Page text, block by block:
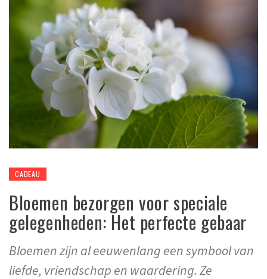
CADEAU
Bloemen bezorgen voor speciale
gelegenheden: Het perfecte gebaar
Bloemen zijn al eeuwenlang een symbool van
liefde, vriendschap en waardering. Ze